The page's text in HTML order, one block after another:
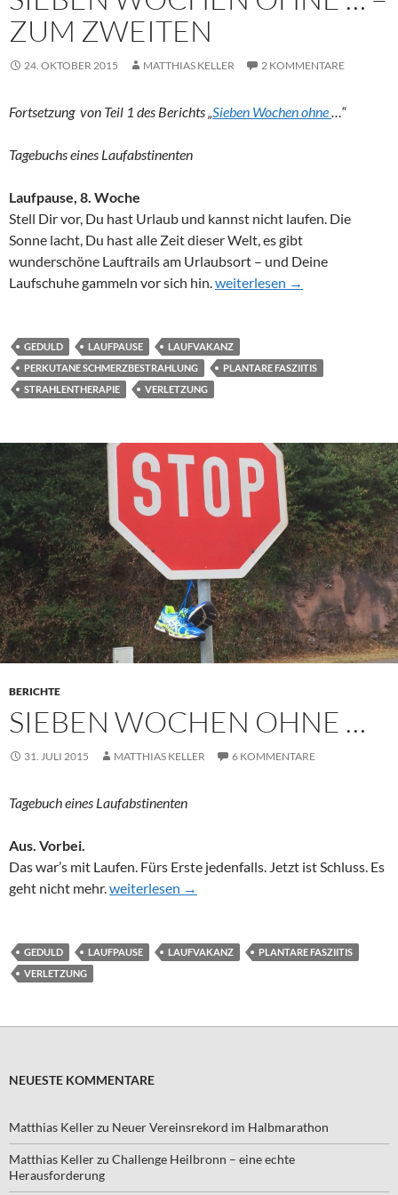
ZUM ZWEITEN
24. OKTOBER 2015 MATTHIAS KELLER 2 KOMMENTARE
Fortsetzung von Teil 1 des Berichts „Sieben Wochen ohne…“
Tagebuchs eines Laufabstinenten
Laufpause, 8. Woche
Stell Dir vor, Du hast Urlaub und kannst nicht laufen. Die
Sonne lacht, Du hast alle Zeit dieser Welt, es gibt
wunderschöne Lauftrails am Urlaubsort – und Deine
Laufschuhe gammeln vor sich hin.Sieben Wochen ohne … –
weiterlesen →
GEDULD LAUFPAUSE
LAUFVAKANZ
PERKUTANE SCHMERZBESTRAHLUNG
PLANTARE FASZIITIS
STRAHLENTHERAPIE
VERLETZUNG
BERICHTE
SIEBEN WOCHEN OHNE …
31. JULI 2015 MATTHIAS KELLER 6 KOMMENTARE
Tagebuch eines Laufabstinenten
Aus. Vorbei.
Das war’s mit Laufen. Fürs Erste jedenfalls. Jetzt ist Schluss. Es
geht nicht mehr.Sieben Wochen ohne …
weiterlesen →
GEDULD LAUFPAUSE LAUFVAKANZ
PLANTARE FASZIITIS
VERLETZUNG
NEUESTE KOMMENTARE
Matthias Kellerzu Neuer Vereinsrekord im Halbmarathon
Matthias Kellerzu Challenge Heilbronn – eine echte
Herausforderung